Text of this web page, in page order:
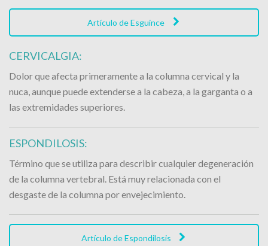
Artículo de Esguince
CERVICALGIA:
Dolor que afecta primeramente a la columna cervical y la
nuca, aunque puede extenderse a la cabeza, a la garganta o a
las extremidades superiores.
ESPONDILOSIS:
Término que se utiliza para describir cualquier degeneración
de la columna vertebral. Está muy relacionada con el
desgaste de la columna por envejecimiento.
Artículo de Espondilosis